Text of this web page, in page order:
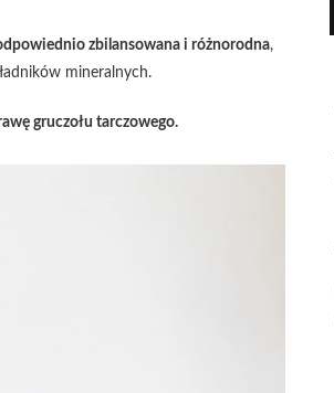
zbilansowana i różnorodna,
mineralnych.
gruczołu tarczowego.